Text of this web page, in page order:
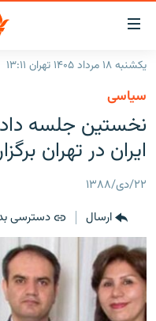
لینک‌های
قابلیت
دسترسی
بازگشت
منوی
اصلی
رفتن
صفحه
جستجو
جهان
برنامه‌های رادیویی
فرکانس‌ها
پادکست
چندرسانه‌ای
گزارش‌های تصویری
گزارش‌های ویدئویی
زنان فردا
English
یکشنبه ۱۸ مرداد ۱۴۰۵ تهران ۱۳:۱۱
سیاسی
نخستین جلسه
ایران در تهران
۲۲/دی/۱۳۸۸
ارسال
دسترسی